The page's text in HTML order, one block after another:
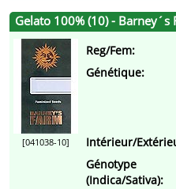
Gelato 100% (10) - Barney´s
[041038-10]
Reg/Fem:
Génétique:
Intérieur/
Génotype
(Indica/Sativa):